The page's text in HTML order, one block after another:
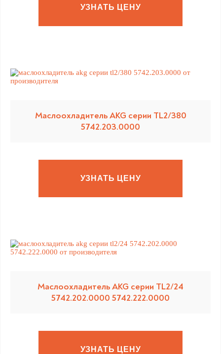
УЗНАТЬ ЦЕНУ
Маслоохладитель AKG серии TL2/380
5742.203.0000
УЗНАТЬ ЦЕНУ
Маслоохладитель AKG серии TL2/24
5742.202.0000 5742.222.0000
УЗНАТЬ ЦЕНУ